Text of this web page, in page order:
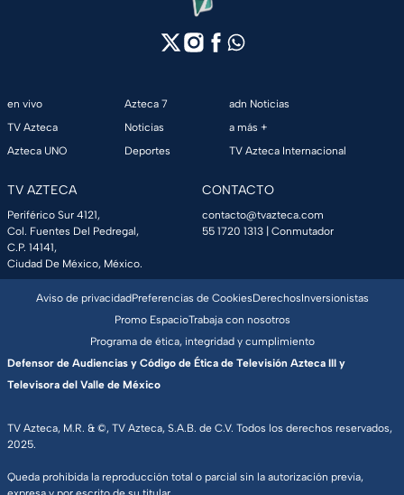
en vivo
TV Azteca
Azteca UNO
Azteca 7
Noticias
Deportes
adn Noticias
a más +
TV Azteca Internacional
TV AZTECA
Periférico Sur 4121,
Col. Fuentes Del Pedregal,
C.P. 14141,
Ciudad De México, México.
CONTACTO
contacto@tvazteca.com
55 1720 1313 | Conmutador
TV Azteca, M.R. & ©, TV Azteca, S.A.B. de C.V. Todos los derechos reservados,
2025.
Queda prohibida la reproducción total o parcial sin la autorización previa,
Aviso de privacidadPreferencias de CookiesDerechosInversionistas
Promo EspacioTrabaja con nosotros
Programa de ética, integridad y cumplimiento
Defensor de Audiencias y Código de Ética de Televisión Azteca III y
Televisora del Valle de México